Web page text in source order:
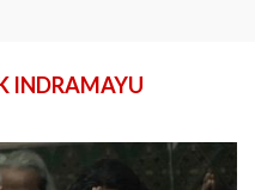
INDRAMAYU